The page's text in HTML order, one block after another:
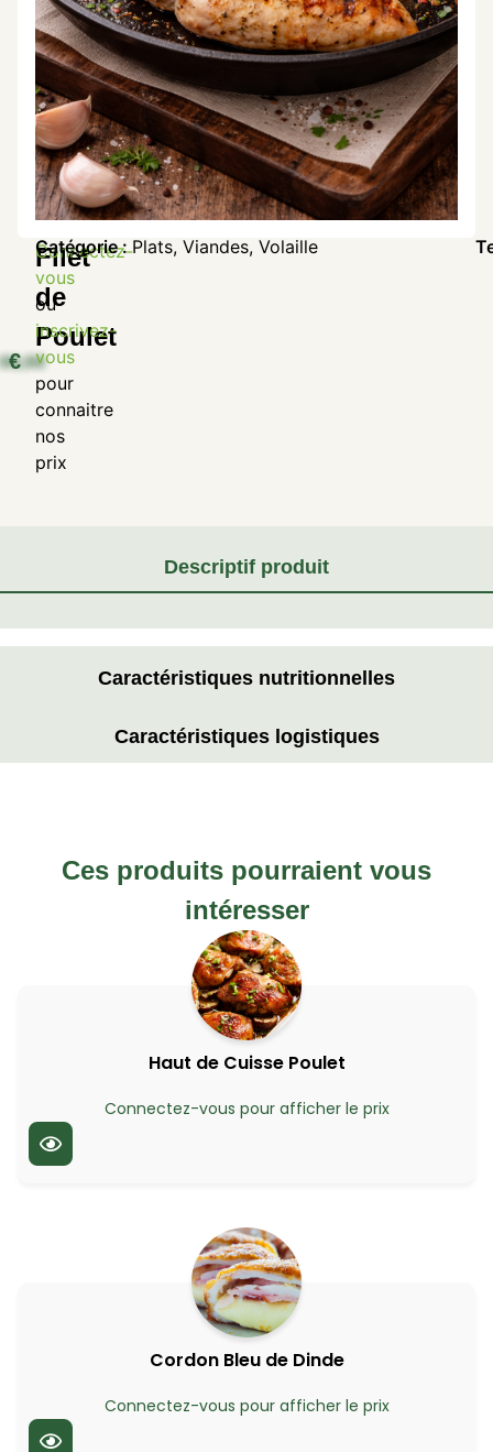
Filet
de
Poulet
€
Connectez-
vous
ou
inscrivez-
vous
pour
connaitre
nos
prix
Catégorie :Plats, Viandes, Volaille
Descriptif produit
Caractéristiques nutritionnelles
Caractéristiques logistiques
Ces produits pourraient vous
intéresser
Haut de Cuisse Poulet
Connectez-vous pour afficher le prix
Cordon Bleu de Dinde
Connectez-vous pour afficher le prix